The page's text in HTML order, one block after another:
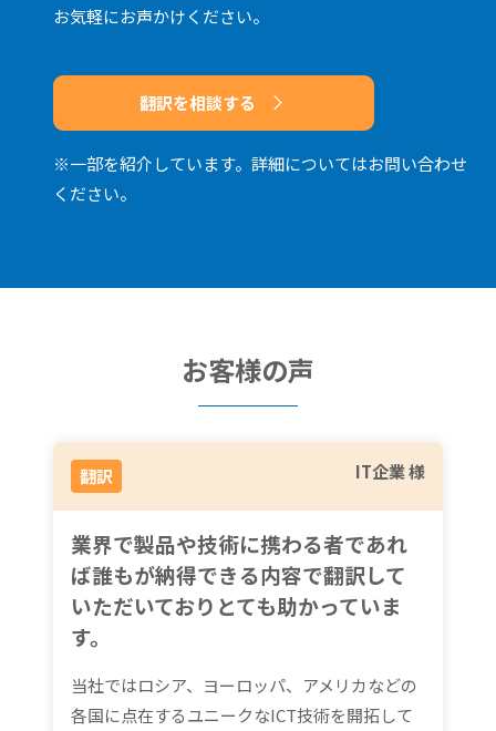
お気軽にお声かけください。
翻訳を相談する
※一部を紹介しています。詳細についてはお問い合わせ
ください。
お客様の声
翻訳 IT企業 様
業界で製品や技術に携わる者であれ
ば誰もが納得できる内容で翻訳して
いただいておりとても助かっていま
す。
当社ではロシア、ヨーロッパ、アメリカなどの
各国に点在するユニークなICT技術を開拓して